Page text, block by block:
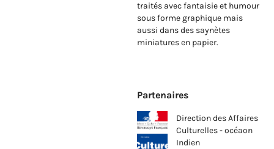
traités avec fantaisie et humour
sous forme graphique mais
aussi dans des saynètes
miniatures en papier.
Partenaires
Direction des Affaires
Culturelles - océaon
Indien